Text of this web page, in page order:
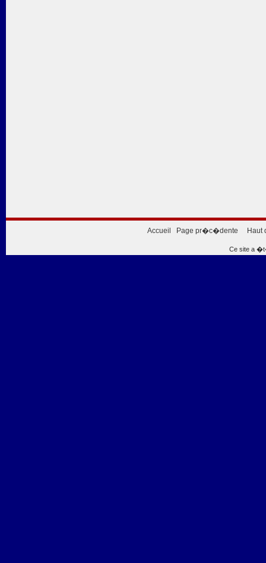
Accueil Page pr�c�dente Haut
Ce site a